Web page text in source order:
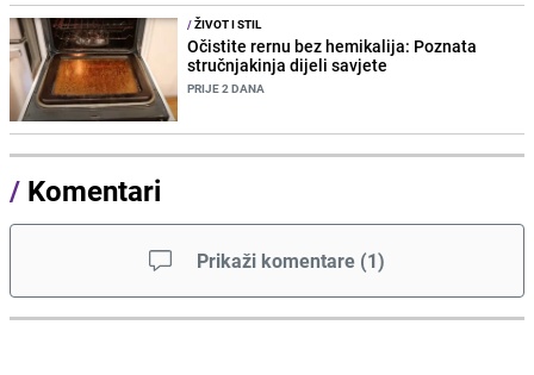
/ŽIVOT I STIL
Očistite rernu bez hemikalija: Poznata
stručnjakinja dijeli savjete
PRIJE 2 DANA
/ Komentari
Prikaži komentare (1)